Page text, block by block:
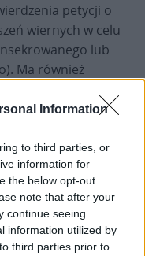
Information
to third parties, or
information for
the below opt-out
note that after your
continue seeing
information utilized by
third parties prior to
petycji o
wiernych w celu
lub
Ma również
fuzji i zniesienia
Sekcja monitoruje
instytutów
i pustelnikami.
trzecich
które uczestniczą w